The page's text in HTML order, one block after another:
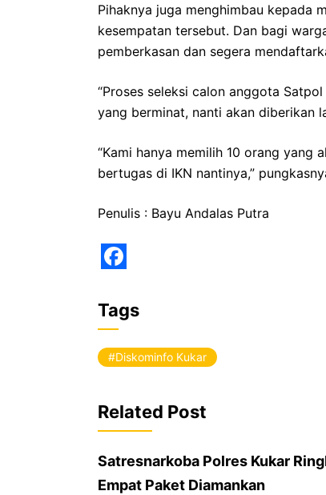
Pihaknya juga menghimbau kepada
kesempatan tersebut. Dan bagi
pemberkasan dan segera
“Proses seleksi calon anggota
yang berminat, nanti akan diberikan
“Kami hanya memilih 10 orang yang
bertugas di IKN nantinya,”
Penulis : Bayu Andalas Putra
a
c
e
o
o
k
Tags
Diskominfo Kukar
Related Post
Satresnarkoba Polres Kukar
Empat Paket Diamankan